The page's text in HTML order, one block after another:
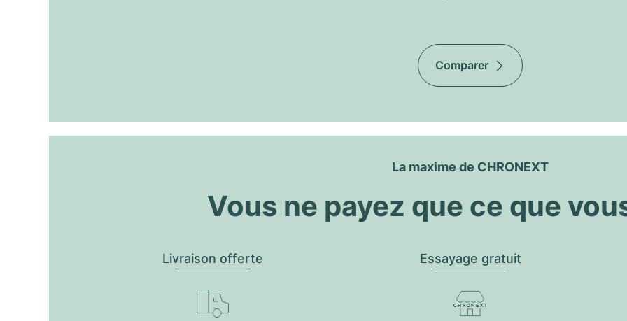
Comparer
La maxime de CHRONEXT
Vous ne payez que ce que
Livraison offerte Essayage gratuit